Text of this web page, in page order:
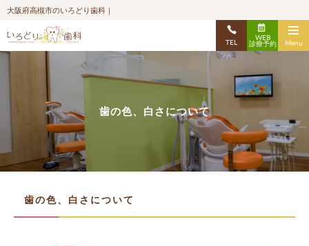
大阪府高槻市のいろどり歯科｜
TEL
WEB
診療予約 Menu
歯の色、白さについて
歯の色、白さについて